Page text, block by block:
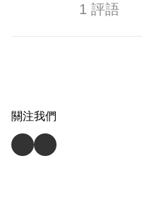
1 評語
關注我們